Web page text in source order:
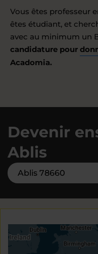
Vous êtes professeur
êtes étudiant, et
avec au minimum un
candidature pour
Acadomia.
Devenir
Ablis